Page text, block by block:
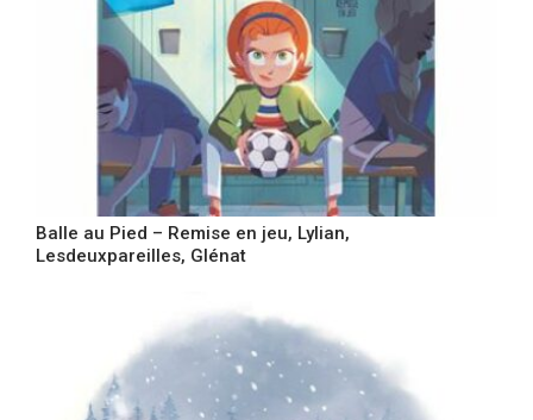
Balle au Pied – Remise en jeu, Lylian,
Lesdeuxpareilles, Glénat